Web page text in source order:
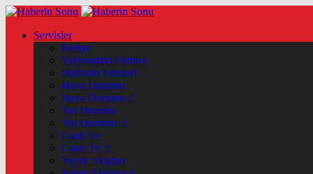
Servisler
Künye
Vizyondaki Filmler
Haftanin Filmleri
Hava Durumu
Hava Durumu 2
Yol Durumu
Yol Durumu 2
Canlı Tv
Canlı Tv 2
Yayın Akışları